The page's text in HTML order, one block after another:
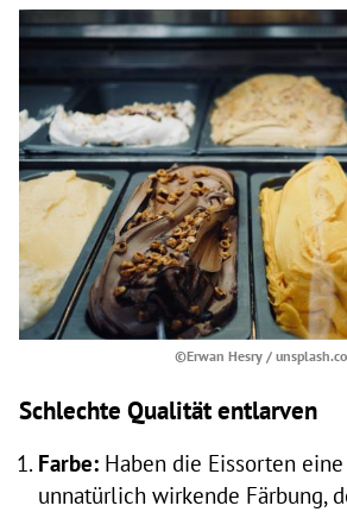
©Erwan Hesry /
Schlechte Qualität entlarven
Farbe: Haben die Eissorten
unnatürlich wirkende Färbung,